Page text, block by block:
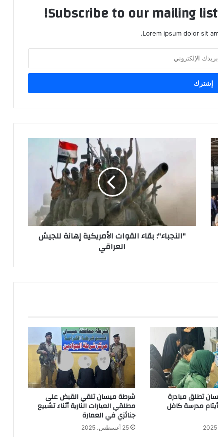
Subscribe to our mailing
Lorem ipsum dolor sit
"النجباء": بقاء القوات الأمريكية إهانة للجيش
العراقي
تطلق مبادرة
مدرسة كافل
شرطة ميسان تلقي القبض على
مطلقي العيارات النارية أثناء تشييع
جنائزي في العمارة
25 أغسطس، 2025